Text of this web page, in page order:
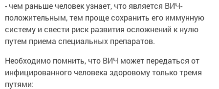
- чем раньше человек узнает, что является ВИЧ-
положительным, тем проще сохранить его иммунную
систему и свести риск развития осложнений к нулю
путем приема специальных препаратов.
Необходимо помнить, что ВИЧ может передаться от
инфицированного человека здоровому только тремя
путями: